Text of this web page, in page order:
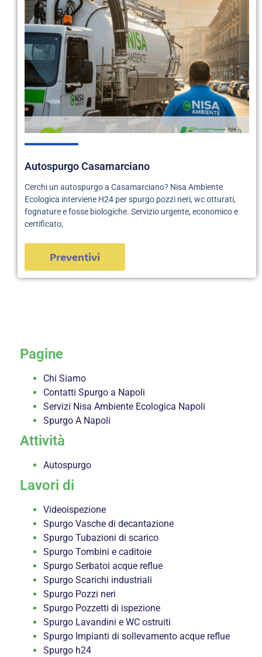
Autospurgo Casamarciano
Cerchi un autospurgo a Casamarciano? Nisa Ambiente
Ecologica interviene H24 per spurgo pozzi neri, wc otturati,
fognature e fosse biologiche. Servizio urgente, economico e
certificato,
Preventivi
Pagine
Chi Siamo
Contatti Spurgo a Napoli
Servizi Nisa Ambiente Ecologica Napoli
Spurgo A Napoli
Attività
Autospurgo
Lavori di
Videoispezione
Spurgo Vasche di decantazione
Spurgo Tubazioni di scarico
Spurgo Tombini e caditoie
Spurgo Serbatoi acque reflue
Spurgo Scarichi industriali
Spurgo Pozzi neri
Spurgo Pozzetti di ispezione
Spurgo Lavandini e WC ostruiti
Spurgo Impianti di sollevamento acque reflue
Spurgo h24